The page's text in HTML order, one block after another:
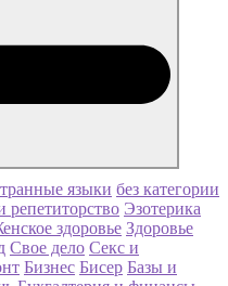
языки без категории
репетиторство Эзотерика
здоровье Здоровье
Свое дело Секс и
Бизнес Бисер Базы и